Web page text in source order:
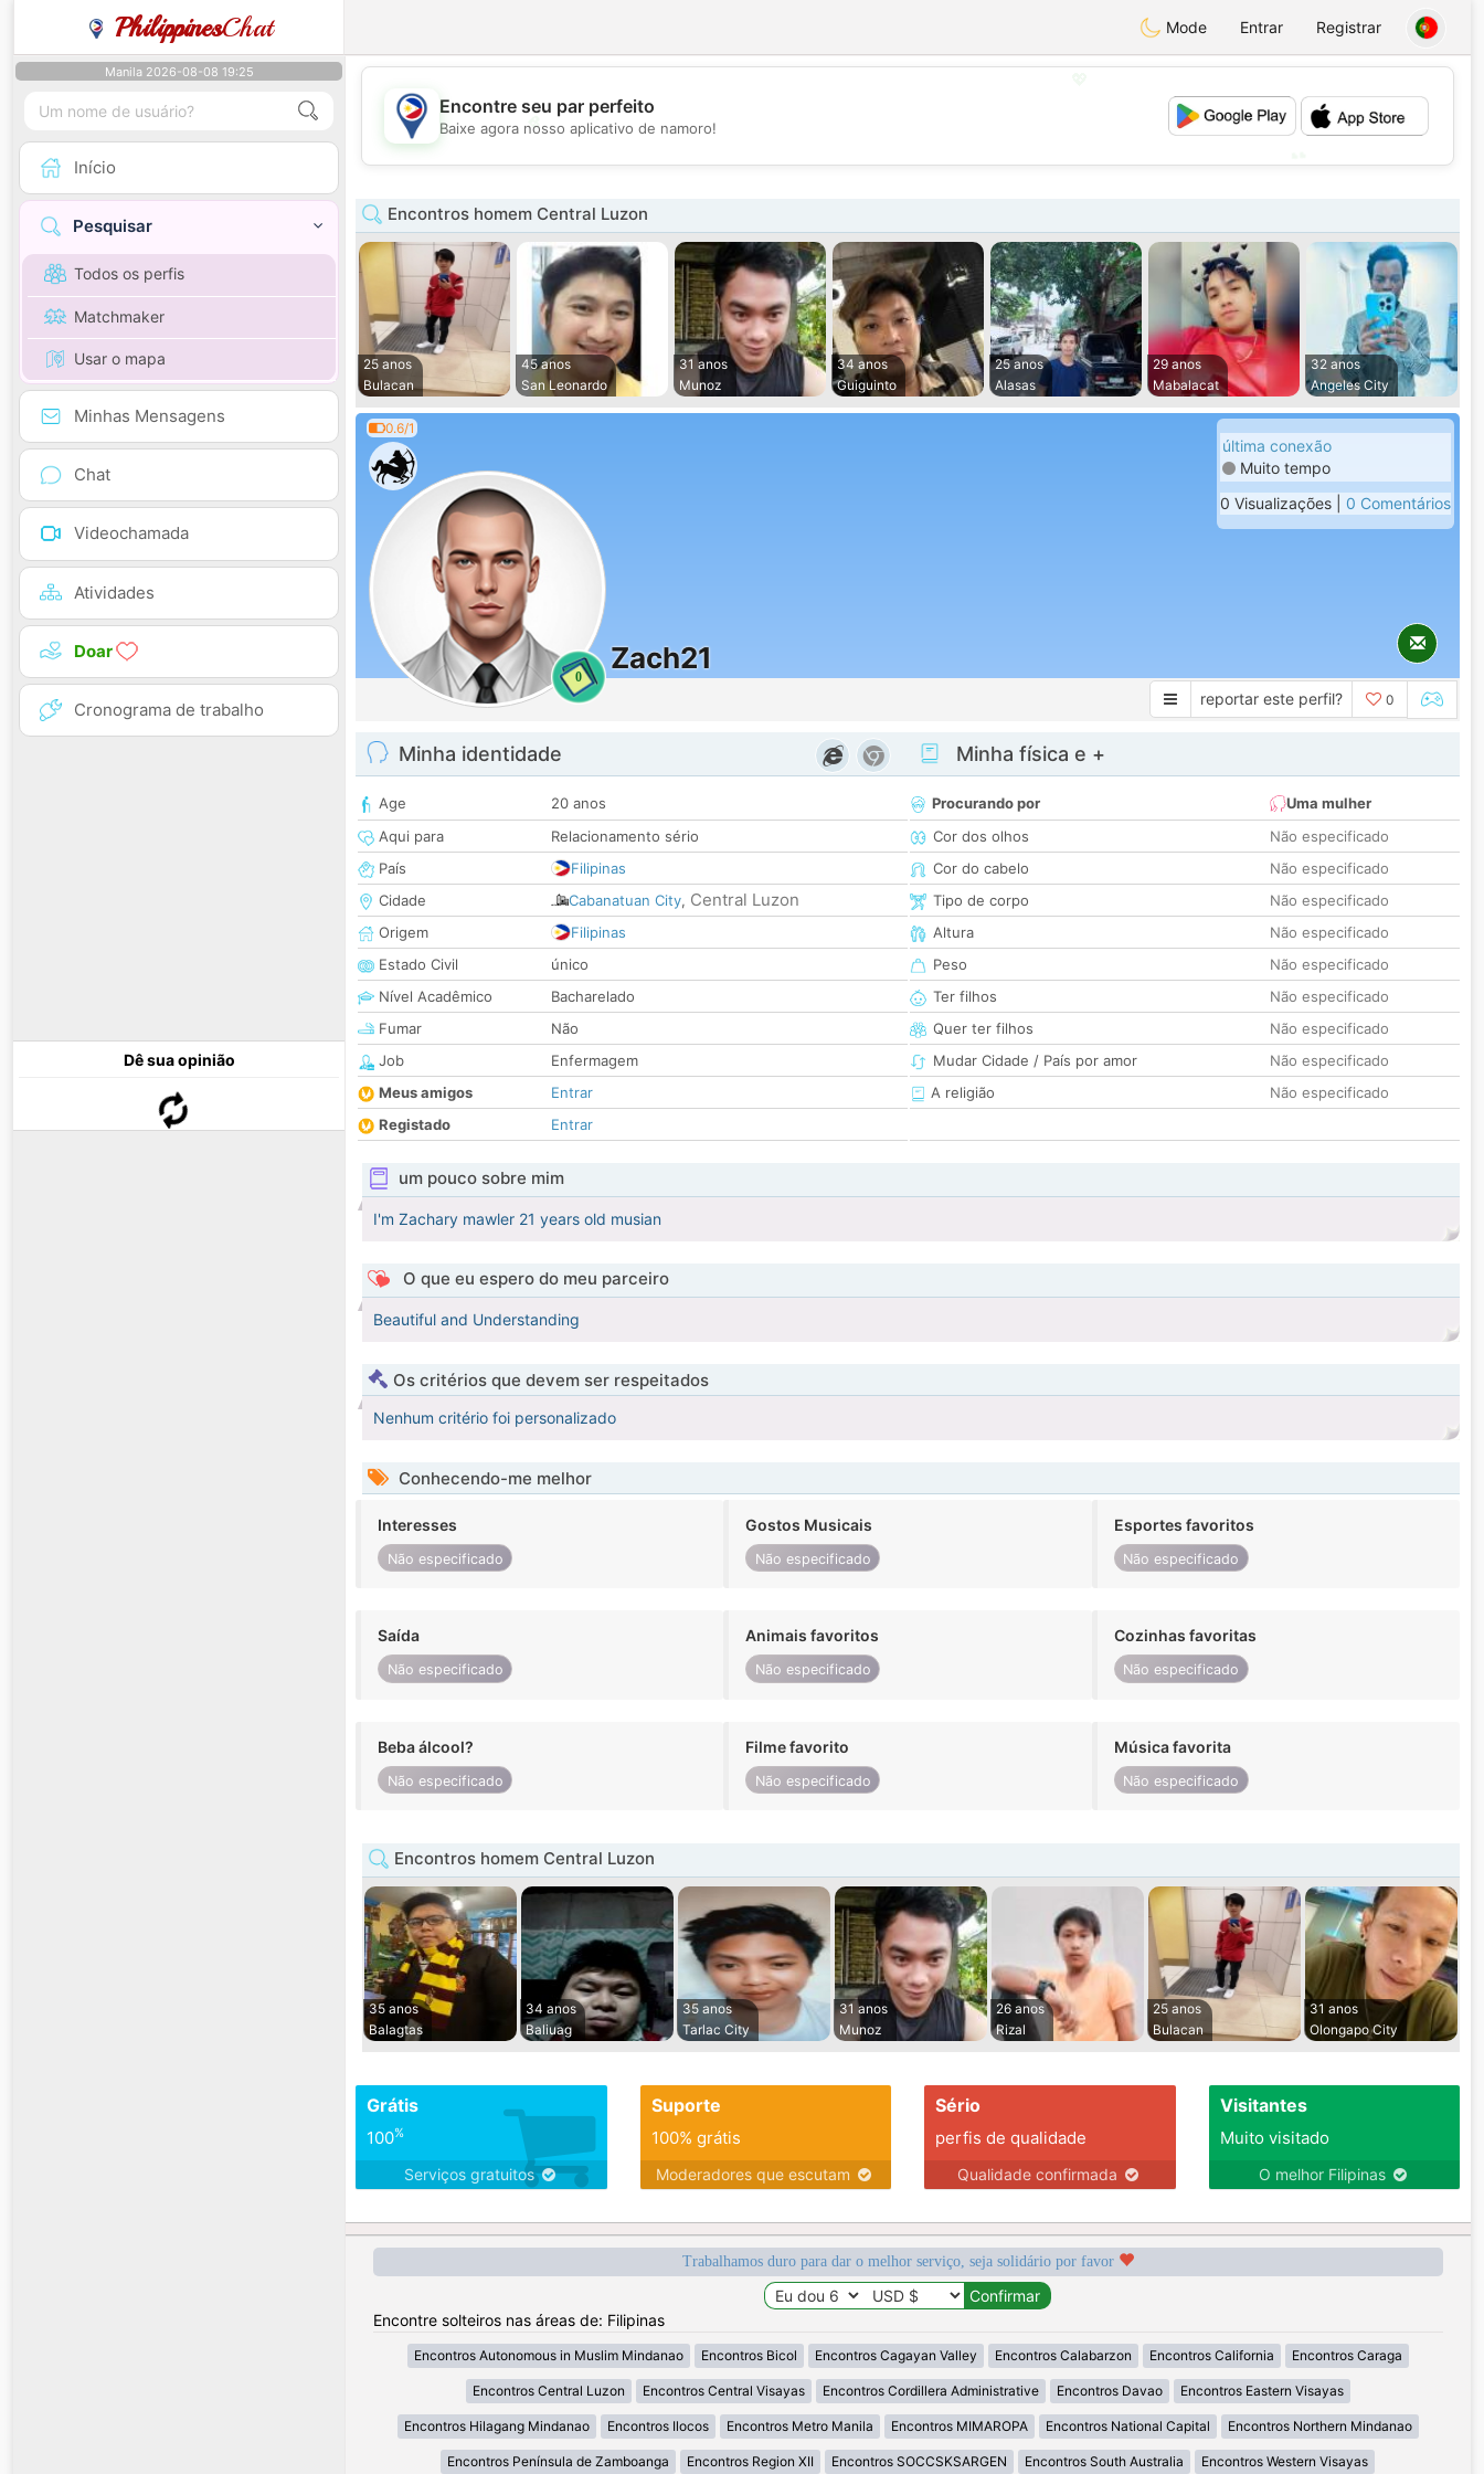
PhilippinesChat Mode Entrar Registrar
Manila 2026-08-08 19:25
Início
Pesquisar
Todos os perfis
Matchmaker
Usar o mapa
Minhas Mensagens
Chat
Videochamada
Atividades
Doar
Cronograma de trabalho
Dê sua opinião
💖
💕
Encontre seu par perfeito
Baixe agora nosso aplicativo de namoro!
Encontros homem Central Luzon
25 anos
Bulacan
45 anos
San Leonardo
31 anos
Munoz
34 anos
Guiguinto
25 anos
Alasas
29 anos
Mabalacat
32 anos
Angeles City
0.6/1
0
Zach21
última conexão
Muito tempo
0 Visualizações | 0 Comentários
reportar este perfil? 0
Minha identidade
Age
20 anos
Aqui para
Relacionamento sério
País
Filipinas
Cidade
Cabanatuan City, Central Luzon
Origem
Filipinas
Estado Civil
único
Nível Acadêmico
Bacharelado
Fumar
Não
Job
Enfermagem
Meus amigos
Entrar
Registado
Entrar
Minha física e +
Procurando por
Uma mulher
Cor dos olhos
Não especificado
Cor do cabelo
Não especificado
Tipo de corpo
Não especificado
Altura
Não especificado
Peso
Não especificado
Ter filhos
Não especificado
Quer ter filhos
Não especificado
Mudar Cidade / País por amor
Não especificado
A religião
Não especificado
um pouco sobre mim
I'm Zachary mawler 21 years old musian
O que eu espero do meu parceiro
Beautiful and Understanding
Os critérios que devem ser respeitados
Nenhum critério foi personalizado
Conhecendo-me melhor
Interesses
Não especificado
Gostos Musicais
Não especificado
Esportes favoritos
Não especificado
Saída
Não especificado
Animais favoritos
Não especificado
Cozinhas favoritas
Não especificado
Beba álcool?
Não especificado
Filme favorito
Não especificado
Música favorita
Não especificado
Encontros homem Central Luzon
35 anos
Balagtas
34 anos
Baliuag
35 anos
Tarlac City
31 anos
Munoz
26 anos
Rizal
25 anos
Bulacan
31 anos
Olongapo City
Grátis
100%
Serviços gratuitos
Suporte
100% grátis
Moderadores que escutam
Sério
perfis de qualidade
Qualidade confirmada
Visitantes
Muito visitado
O melhor Filipinas
Trabalhamos duro para dar o melhor serviço, seja solidário por favor
Encontre solteiros nas áreas de: Filipinas
Encontros Autonomous in Muslim Mindanao Encontros Bicol Encontros Cagayan Valley Encontros Calabarzon Encontros California Encontros Caraga
Encontros Central Luzon Encontros Central Visayas Encontros Cordillera Administrative Encontros Davao Encontros Eastern Visayas
Encontros Hilagang Mindanao Encontros Ilocos Encontros Metro Manila Encontros MIMAROPA Encontros National Capital Encontros Northern Mindanao
Encontros Península de Zamboanga Encontros Region XII Encontros SOCCSKSARGEN Encontros South Australia Encontros Western Visayas